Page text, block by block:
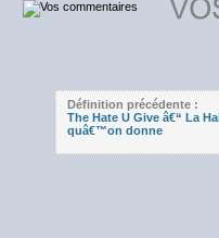
Définition précédente :
The Hate U Give â€“ La
quâ€™on donne